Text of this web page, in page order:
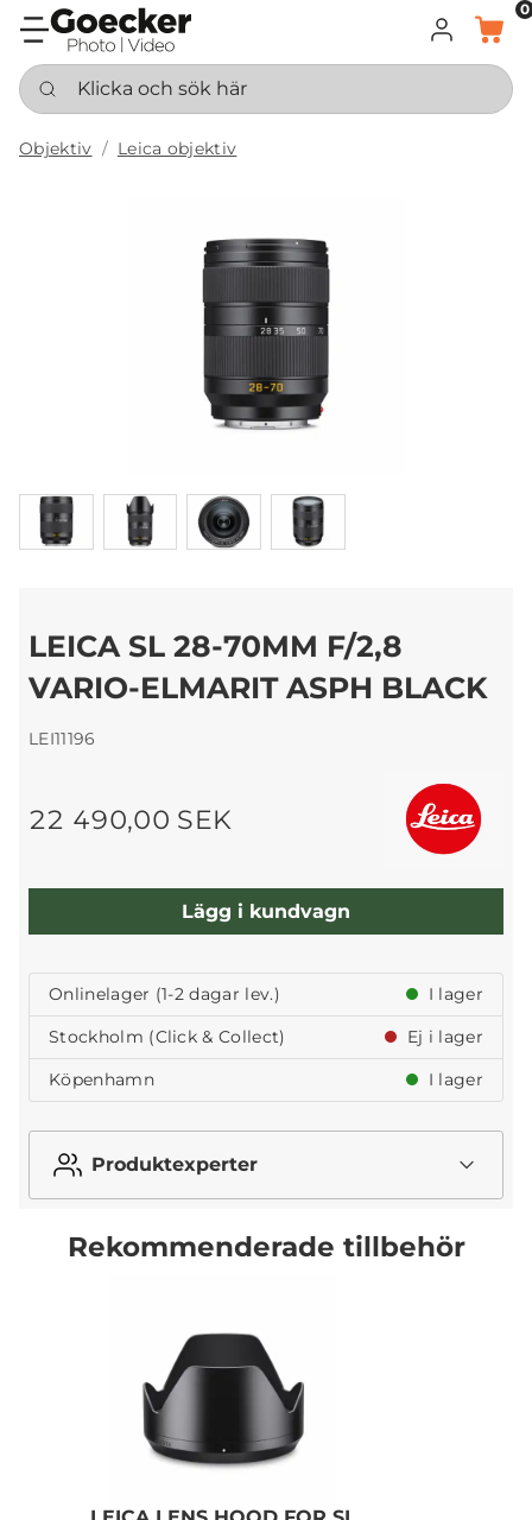
LOGGA IN
KORG
0
Klicka och sök här
Objektiv Leica objektiv
LEICA SL 28-70MM F/2,8
VARIO-ELMARIT ASPH BLACK
LEI11196
22 490,00 SEK
Lägg i kundvagn
Onlinelager (1-2 dagar lev.)
I lager
Stockholm (Click & Collect)
Ej i lager
Köpenhamn
I lager
Produktexperter
Rekommenderade tillbehör